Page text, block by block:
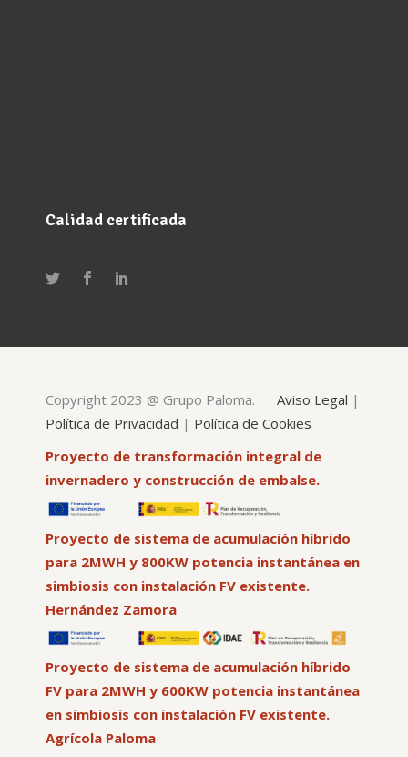
Calidad certificada
Copyright 2023 @ Grupo Paloma. Aviso Legal |
Política de Privacidad | Política de Cookies
Proyecto de transformación integral de
invernadero y construcción de embalse.
Proyecto de sistema de acumulación híbrido
para 2MWH y 800KW potencia instantánea en
simbiosis con instalación FV existente.
Hernández Zamora
Proyecto de sistema de acumulación híbrido
FV para 2MWH y 600KW potencia instantánea
en simbiosis con instalación FV existente.
Agrícola Paloma